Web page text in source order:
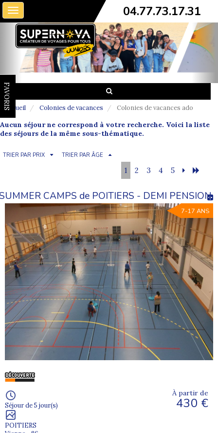
Toggle
navigation
04.77.73.17.31
FAVORIS
Accueil Colonies de vacances Colonies de vacances ado
Aucun séjour ne correspond à votre recherche. Voici la liste
des séjours de la même sous-thématique.
TRIER PAR PRIX TRIER PAR ÂGE
1 2 3 4 5
CAMPS de POITIERS - DEMI PENSION
7-17 ANS
Séjour de 5 jour(s)
POITIERS
À partir de
430 €